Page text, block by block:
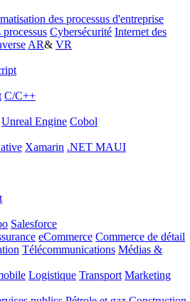
des processus d'entreprise
Cybersécurité Internet des
AR& VR
C/C++
Unreal Engine Cobol
Xamarin .NET MAUI
Salesforce
eCommerce Commerce de détail
Télécommunications Médias &
Logistique Transport Marketing